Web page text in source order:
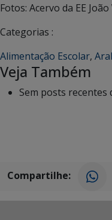
Fotos: Acervo da EE
Categorias :
Alimentação Escolar,
Veja Também
Sem posts recentes
Compartilhe: